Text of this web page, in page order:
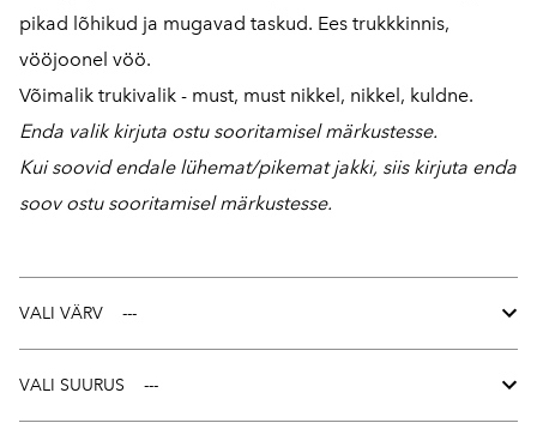
pikad lõhikud ja mugavad taskud. Ees trukkkinnis,
vööjoonel vöö.
Võimalik trukivalik - must, must nikkel, nikkel, kuldne.
Enda valik kirjuta ostu sooritamisel märkustesse.
Kui soovid endale lühemat/pikemat jakki, siis kirjuta enda
soov ostu sooritamisel märkustesse.
VALI VÄRV
VALI SUURUS